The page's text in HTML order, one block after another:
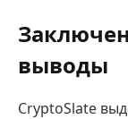
выводы
CryptoSlate